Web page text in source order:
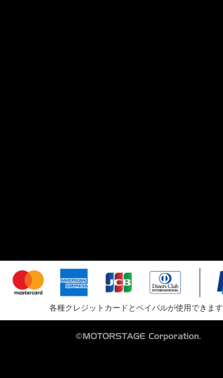
各種クレジットカードとペイパルが使用できます